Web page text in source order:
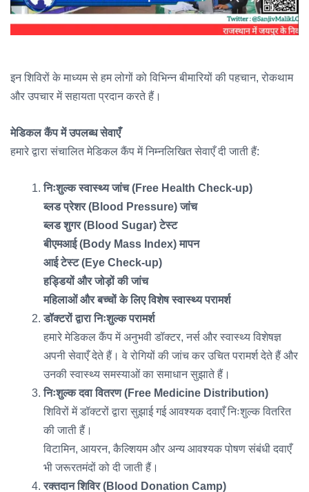
इन शिविरों के माध्यम से हम लोगों को विभिन्न बीमारियों की पहचान, रोकथाम
और उपचार में सहायता प्रदान करते हैं।
मेडिकल कैंप में उपलब्ध सेवाएँ
हमारे द्वारा संचालित मेडिकल कैंप में निम्नलिखित सेवाएँ दी जाती हैं:
निःशुल्क स्वास्थ्य जांच (Free Health Check-up)
ब्लड प्रेशर (Blood Pressure) जांच
ब्लड शुगर (Blood Sugar) टेस्ट
बीएमआई (Body Mass Index) मापन
आई टेस्ट (Eye Check-up)
हड्डियों और जोड़ों की जांच
महिलाओं और बच्चों के लिए विशेष स्वास्थ्य परामर्श
डॉक्टरों द्वारा निःशुल्क परामर्श
हमारे मेडिकल कैंप में अनुभवी डॉक्टर, नर्स और स्वास्थ्य विशेषज्ञ
अपनी सेवाएँ देते हैं। वे रोगियों की जांच कर उचित परामर्श देते हैं और
उनकी स्वास्थ्य समस्याओं का समाधान सुझाते हैं।
निःशुल्क दवा वितरण (Free Medicine Distribution)
शिविरों में डॉक्टरों द्वारा सुझाई गई आवश्यक दवाएँ निःशुल्क वितरित
की जाती हैं।
विटामिन, आयरन, कैल्शियम और अन्य आवश्यक पोषण संबंधी दवाएँ
भी जरूरतमंदों को दी जाती हैं।
रक्तदान शिविर (Blood Donation Camp)